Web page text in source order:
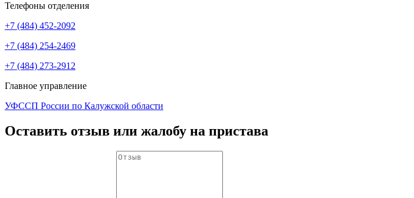
Телефоны отделения
+7 (484) 452-2092
+7 (484) 254-2469
+7 (484) 273-2912
Главное управление
УФССП России по Калужской области
Оставить отзыв или жалобу на пристава